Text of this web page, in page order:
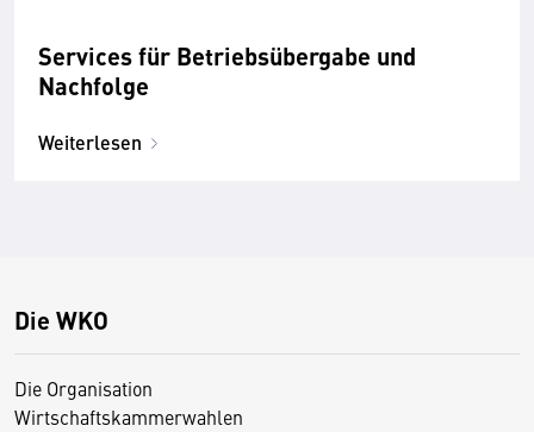
Services für Betriebsübergabe und
Nachfolge
Weiterlesen
Die WKO
Die Organisation
Wirtschaftskammerwahlen